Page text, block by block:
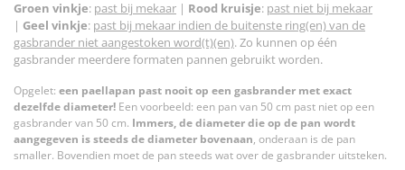
Groen vinkje: past bij mekaar | Rood kruisje: past niet bij mekaar
| Geel vinkje: past bij mekaar indien de buitenste ring(en) van de
gasbrander niet aangestoken word(t)(en). Zo kunnen op één
gasbrander meerdere formaten pannen gebruikt worden.
Opgelet: een paellapan past nooit op een gasbrander met exact
dezelfde diameter! Een voorbeeld: een pan van 50 cm past niet op een
gasbrander van 50 cm. Immers, de diameter die op de pan wordt
aangegeven is steeds de diameter bovenaan, onderaan is de pan
smaller. Bovendien moet de pan steeds wat over de gasbrander uitsteken.